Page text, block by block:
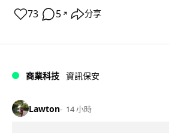
73 5 ↗ 分享
商業科技 資訊保安
Lawton 14 小時